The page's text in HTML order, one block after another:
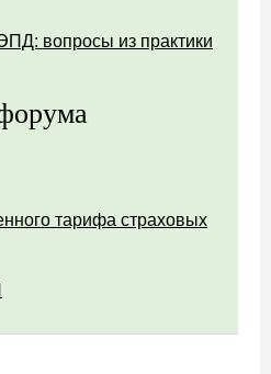
вопросы из практики
тарифа страховых